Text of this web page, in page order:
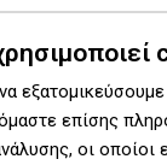
επίσης
οι